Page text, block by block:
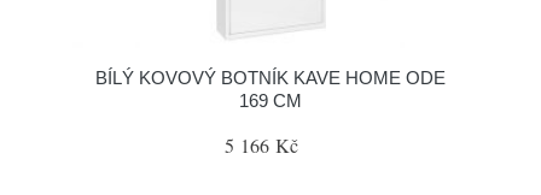
BÍLÝ KOVOVÝ BOTNÍK KAVE HOME ODE
169 CM
5 166 Kč